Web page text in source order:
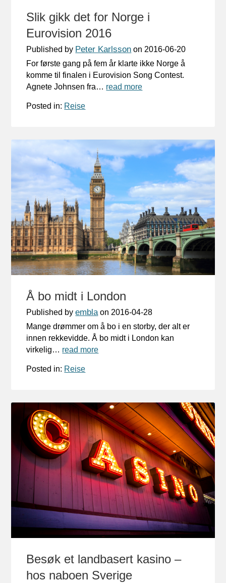
Slik gikk det for Norge i
Eurovision 2016
Published by Peter Karlsson on 2016-06-20
For første gang på fem år klarte ikke Norge å
komme til finalen i Eurovision Song Contest.
Agnete Johnsen fra… read more
Posted in: Reise
Å bo midt i London
Published byembla on 2016-04-28
Mange drømmer om å bo i en storby, der alt er
innen rekkevidde. Å bo midt i London kan
virkelig… read more
Posted in: Reise
Besøk et landbasert kasino –
hos naboen Sverige